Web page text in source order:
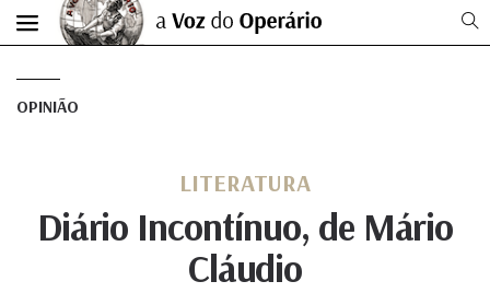
OPINIÃO
LITERATURA
Diário Incontínuo, de Mário
Cláudio